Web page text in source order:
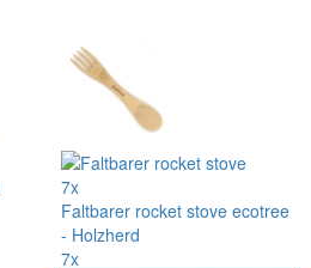
7x
Faltbarer rocket stove ecotree
- Holzherd
7x